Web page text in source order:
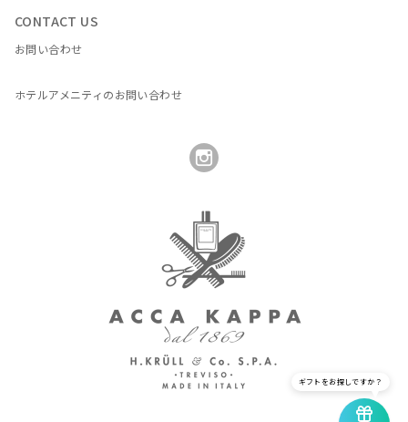
CONTACT US
お問い合わせ
ホテルアメニティのお問い合わせ
ギフトをお探しですか？